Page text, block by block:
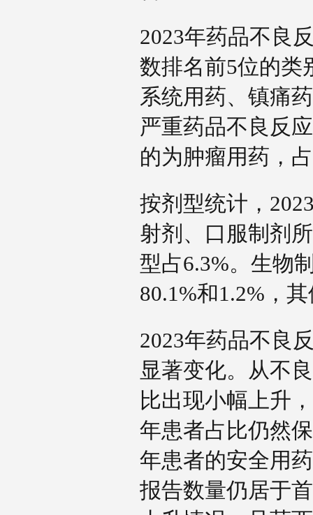
2023年药品不良
数排名前5位的类
系统用药、镇痛
严重药品不良反
的为肿瘤用药，
按剂型统计，
射剂、口服制剂
型占6.3%。生物
80.1%和1.2%，
2023年药品不良
显著变化。从不
比出现小幅上升
年患者占比仍然
年患者的安全用
报告数量仍居于